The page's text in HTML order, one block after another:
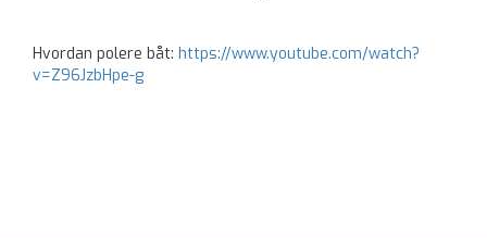
Hvordan polere båt: https://www.youtube.com/watch?
v=Z96JzbHpe-g